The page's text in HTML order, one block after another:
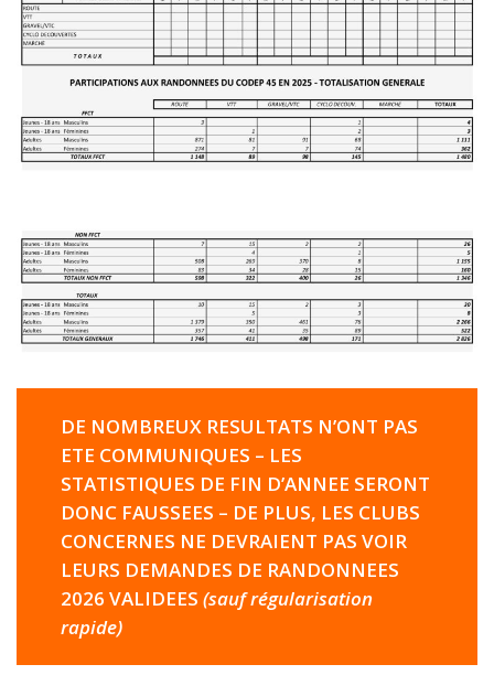
DE NOMBREUX RESULTATS N’ONT PAS
ETE COMMUNIQUES – LES
STATISTIQUES DE FIN D’ANNEE SERONT
DONC FAUSSEES – DE PLUS, LES CLUBS
CONCERNES NE DEVRAIENT PAS VOIR
LEURS DEMANDES DE RANDONNEES
2026 VALIDEES (sauf régularisation
rapide)